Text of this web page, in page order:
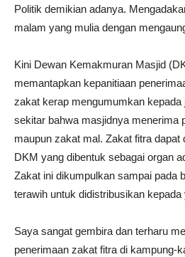
Politik demikian adanya.
malam yang mulia dengan
Kini Dewan Kemakmuran Masjid
memantapkan kepanitiaan
zakat kerap mengumumkan
sekitar bahwa masjidnya menerima
maupun zakat mal. Zakat fitra dapat
DKM yang dibentuk sebagai organ
Zakat ini dikumpulkan sampai pada
terawih untuk didistribusikan
Saya sangat gembira dan terharu
penerimaan zakat fitra di kampung-